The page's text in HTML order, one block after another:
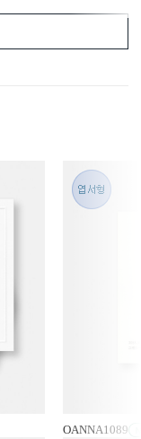
OANNA1089